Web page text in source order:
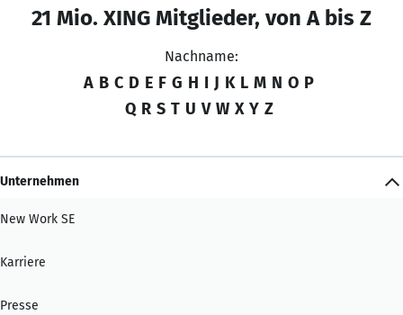
21 Mio. XING Mitglieder, von A bis Z
Nachname:
A B C D E F G H I J K L M N O P
Q R S T U V W X Y Z
Unternehmen
New Work SE
Karriere
Presse